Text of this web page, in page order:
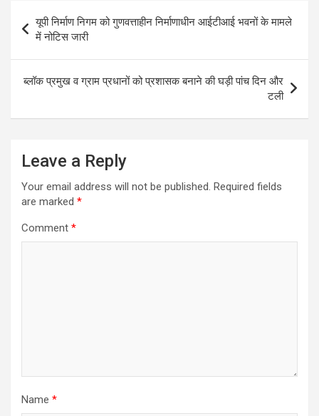
Post
navigation
यूपी निर्माण निगम को गुणवत्ताहीन निर्माणाधीन आईटीआई भवनों के मामले
में नोटिस जारी
ब्लॉक प्रमुख व ग्राम प्रधानों को प्रशासक बनाने की घड़ी पांच दिन और
टली
Leave a Reply
Your email address will not be published. Required fields
are marked *
Comment *
Name *